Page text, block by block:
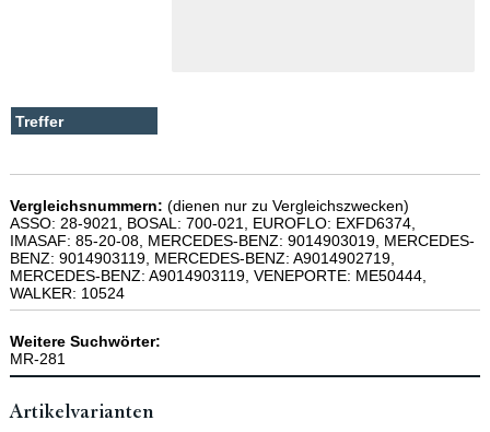
Vergleichsnummern: (dienen nur zu Vergleichszwecken)
ASSO: 28-9021, BOSAL: 700-021, EUROFLO: EXFD6374,
IMASAF: 85-20-08, MERCEDES-BENZ: 9014903019, MERCEDES-
BENZ: 9014903119, MERCEDES-BENZ: A9014902719,
MERCEDES-BENZ: A9014903119, VENEPORTE: ME50444,
WALKER: 10524
Weitere Suchwörter:
MR-281
Artikelvarianten